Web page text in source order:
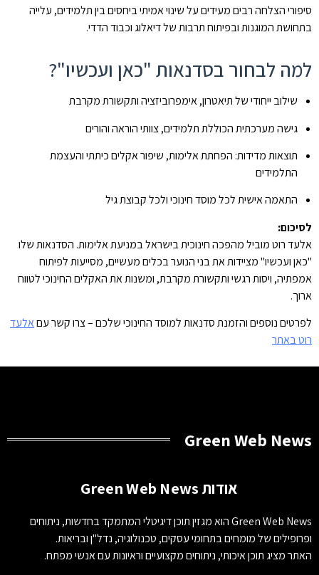
סיפורי הצלחה רבים מעידים על שינוי אמיתי ביחסים בין תלמידים, עלייה
בתחושת המוגנות ובפיתוח תרבות של דיאלוג וכבוד הדדי.
למה לבחור בסדנאות "כאן ועכשיו"?
שילוב ייחודי של תיאטרון, אימפרוביזציה ותקשורת מקרבת
גישה מערכתית הכוללת תלמידים, צוותי הוראה והורים
תוצאות מדידות: הפחתת אלימות, שיפור אקלים כיתתי והעצמת
התלמידים
התאמה אישית לכל מוסד חינוכי ולכל קבוצת גיל
לסיכום:
אלעד רוט מוביל מהפכה חינוכית בישראל במניעת אלימות. הסדנאות שלו
"כאן ועכשיו" מציידות את בני הנוער בכלים מעשיים, מסייעות לפיתוח
אמפתיה, ויסות רגשי ותקשורת מקרבת, ומשנות את האקלים החינוכי לטווח
ארוך.
לפרטים נוספים והזמנת סדנאות למוסד החינוכי שלכם – צרו קשר עםאלעד
רוט באתר
Green Web News
אודות Green Web News
Green Web News הוא מגזין תוכן דיגיטלי המתמקד בחדשות, ניתוחים
ופרופילים של מומחים בתחומי עסקים, טכנולוגיה, נדל"ן ובריאות.
האתר מציג תוכן איכותי, ניתוחים מקצועיים וראיונות עם אנשי מפתח.